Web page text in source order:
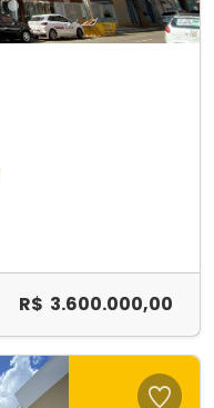
R$ 3.600.000,00